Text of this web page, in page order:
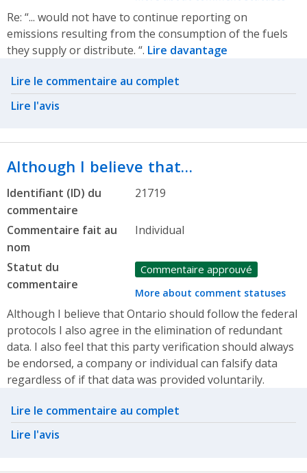
Re: “... would not have to continue reporting on
emissions resulting from the consumption of the fuels
they supply or distribute. “. Lire davantage
Related actions
Lire le commentaire au complet
Lire l'avis
Although I believe that…
Identifiant (ID) du
commentaire
21719
Commentaire fait au
nom
Individual
Statut du
commentaire
Commentaire approuvé
More about comment statuses
Although I believe that Ontario should follow the federal
protocols I also agree in the elimination of redundant
data. I also feel that this party verification should always
be endorsed, a company or individual can falsify data
regardless of if that data was provided voluntarily.
Related actions
Lire le commentaire au complet
Lire l'avis